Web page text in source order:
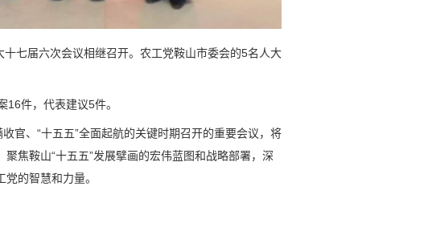
七届六次会议相继召开。农工党鞍山市委会的5名人大
件，代表建议5件。
官、“十五五”全面起航的关键时期召开的重要会议，将
焦鞍山“十五五”发展擘画的宏伟蓝图和战略部署，深
的智慧和力量。